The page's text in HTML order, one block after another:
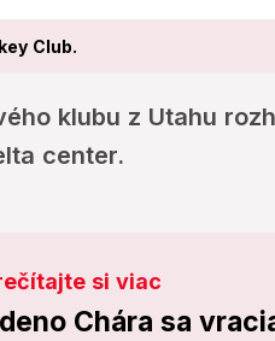
Club.
klubu z Utahu
center.
si viac
Chára sa